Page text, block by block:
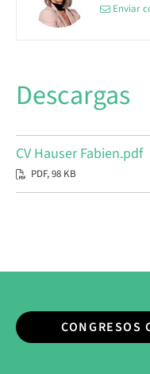
Enviar
Descargas
CV Hauser Fabien.pdf
PDF, 98 KB
CONGRESOS